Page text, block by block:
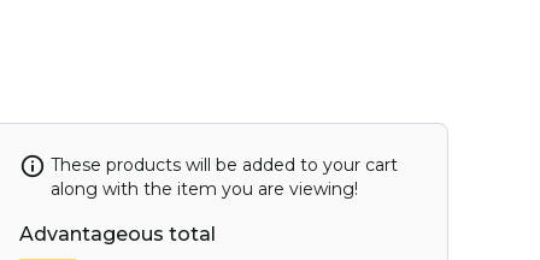
These products will be added to your cart
along with the item you are viewing!
Advantageous total